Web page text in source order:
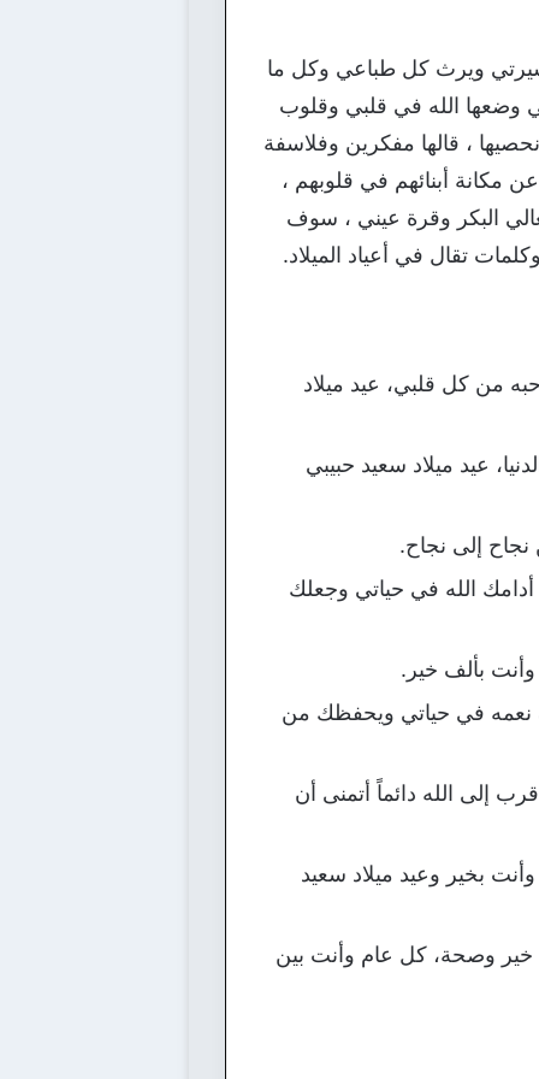
ويرث كل طباعي وكل ما
وضعها الله في قلبي وقلوب
نحصيها ، قالها مفكرين وفلاسفة
مكانة أبنائهم في قلوبهم ،
البكر وقرة عيني ، سوف
تقال في أعياد الميلاد.
من كل قلبي، عيد ميلاد
عيد ميلاد سعيد حبيبي
نجاح إلى نجاح.
أدامك الله في حياتي وجعلك
بألف خير.
نعمه في حياتي ويحفظك من
إلى الله دائماً أتمنى أن
بخير وعيد ميلاد سعيد
خير وصحة، كل عام وأنت بين